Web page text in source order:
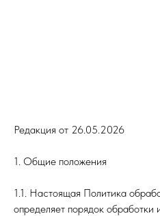
Редакция от 26.05.2026
1. Общие положения
1.1. Настоящая Политика
определяет порядок